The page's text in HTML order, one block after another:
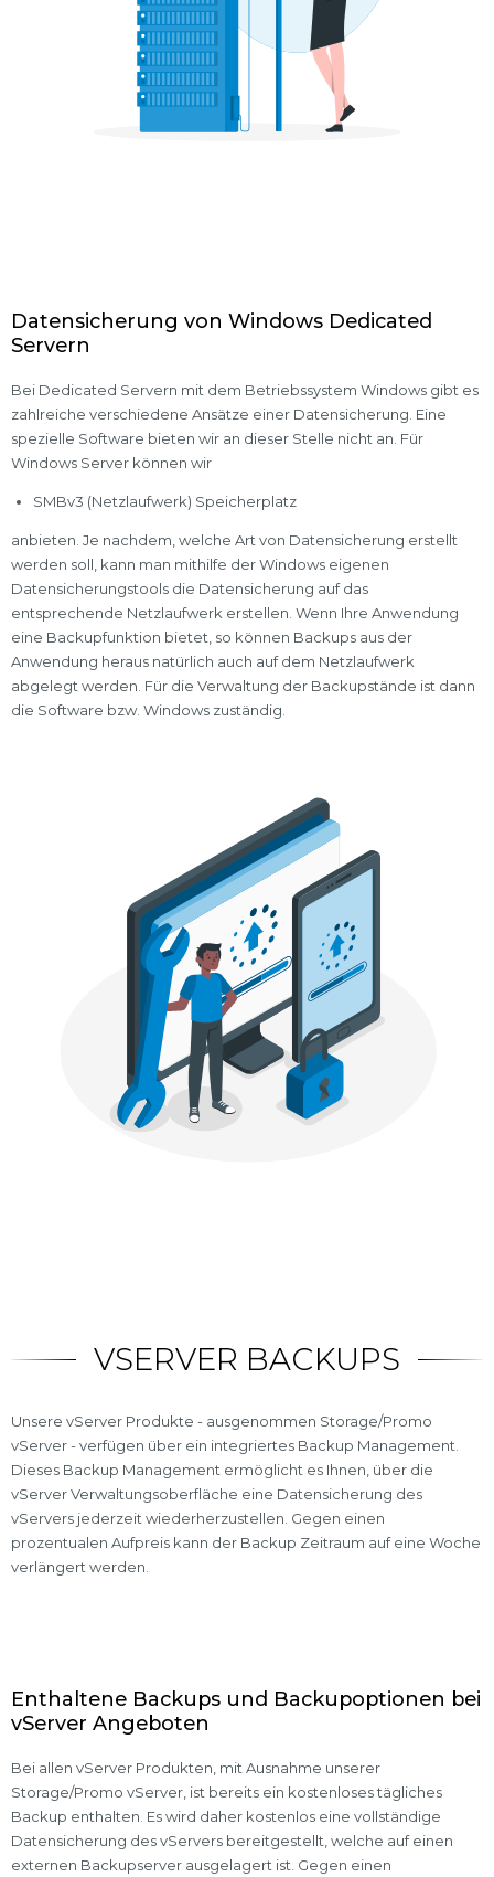
Datensicherung von Windows Dedicated
Servern
Bei Dedicated Servern mit dem Betriebssystem Windows gibt es
zahlreiche verschiedene Ansätze einer Datensicherung. Eine
spezielle Software bieten wir an dieser Stelle nicht an. Für
Windows Server können wir
SMBv3 (Netzlaufwerk) Speicherplatz
anbieten. Je nachdem, welche Art von Datensicherung erstellt
werden soll, kann man mithilfe der Windows eigenen
Datensicherungstools die Datensicherung auf das
entsprechende Netzlaufwerk erstellen. Wenn Ihre Anwendung
eine Backupfunktion bietet, so können Backups aus der
Anwendung heraus natürlich auch auf dem Netzlaufwerk
abgelegt werden. Für die Verwaltung der Backupstände ist dann
die Software bzw. Windows zuständig.
VSERVER BACKUPS
Unsere vServer Produkte - ausgenommen Storage/Promo
vServer - verfügen über ein integriertes Backup Management.
Dieses Backup Management ermöglicht es Ihnen, über die
vServer Verwaltungsoberfläche eine Datensicherung des
vServers jederzeit wiederherzustellen. Gegen einen
prozentualen Aufpreis kann der Backup Zeitraum auf eine Woche
verlängert werden.
Enthaltene Backups und Backupoptionen bei
vServer Angeboten
Bei allen vServer Produkten, mit Ausnahme unserer
Storage/Promo vServer, ist bereits ein kostenloses tägliches
Backup enthalten. Es wird daher kostenlos eine vollständige
Datensicherung des vServers bereitgestellt, welche auf einen
externen Backupserver ausgelagert ist. Gegen einen